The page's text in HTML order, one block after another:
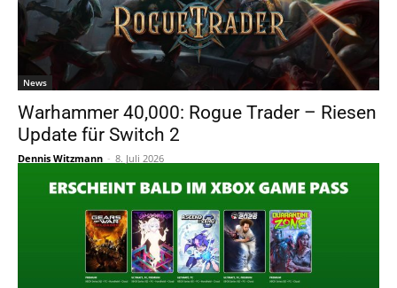
News
Warhammer 40,000: Rogue Trader – Riesen
Update für Switch 2
Dennis Witzmann - 8. Juli 2026